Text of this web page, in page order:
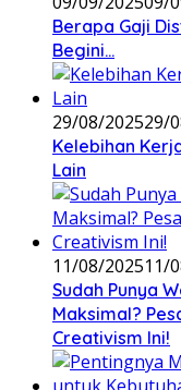
Berapa Gaji
Begini…
29/08/202529/
Kelebihan
Lain
11/08/202511/
Sudah Punya
Maksimal?
Creativism Ini!